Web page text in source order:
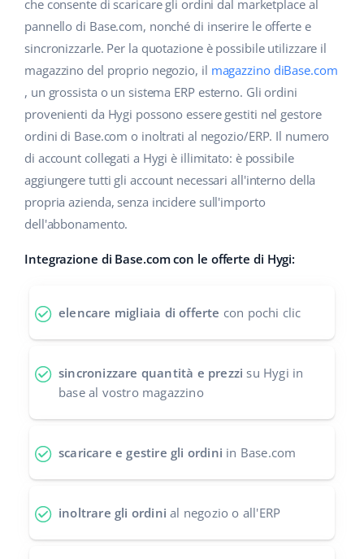
Gestione Spedizioni
Workflow Automation
Base Connect
AI per l'e-commerce
Prodotti per bambini
Elettronica
Automotive
Food&Grocery
Salute e bellezza
Moda
Centro Assistenza
Academy
Servizi
Audit dell'account
Altro
Collaborazione e partner
english (GB)
english (IN)
čeština
deutsch
Ελληνικά
Français
polski
che consente di scaricare gli ordini dal marketplace al
pannello di Base.com, nonché di inserire le offerte e
sincronizzarle. Per la quotazione è possibile utilizzare il
magazzino del proprio negozio, il magazzino diBase.com
, un grossista o un sistema ERP esterno. Gli ordini
provenienti da Hygi possono essere gestiti nel gestore
ordini di Base.com o inoltrati al negozio/ERP. Il numero
di account collegati a Hygi è illimitato: è possibile
aggiungere tutti gli account necessari all'interno della
propria azienda, senza incidere sull'importo
dell'abbonamento.
Integrazione di Base.com con le offerte di Hygi:
elencare migliaia di offerte con pochi clic
sincronizzare quantità e prezzi su Hygi in
base al vostro magazzino
scaricare e gestire gli ordini in Base.com
inoltrare gli ordini al negozio o all'ERP